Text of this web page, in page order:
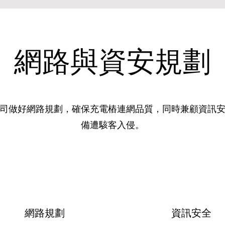
網路與資安規劃
做好網路規劃，確保充電樁連網品質，同時兼顧資訊
備遭駭客入侵。
​網路規劃 資訊安全